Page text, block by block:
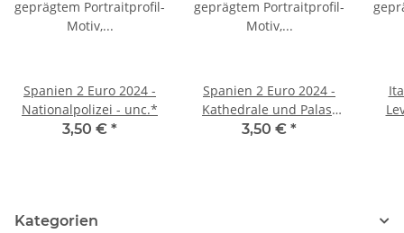
Spanien 2 Euro 2024 -
Nationalpolizei - unc.*
3,50 € *
Spanien 2 Euro 2024 -
Kathedrale und Palast
von Sevilla - unc.*
3,50 € *
Kategorien